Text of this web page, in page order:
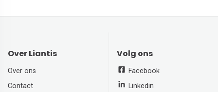
Over Liantis
Over ons
Contact
Volg ons
Facebook
Linkedin